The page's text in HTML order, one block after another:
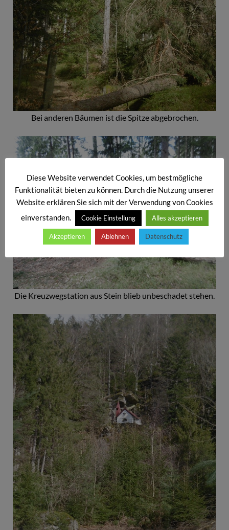
Bei anderen Bäumen ist die Spitze abgebrochen.
Die Kreuzwegstation aus Stein blieb unbeschadet stehen.
Diese Website verwendet Cookies, um bestmögliche
Funktionalität bieten zu können. Durch die Nutzung unserer
Website erklären Sie sich mit der Verwendung von Cookies
einverstanden.
Cookie Einstellung Alles akzeptieren
Akzeptieren Ablehnen Datenschutz